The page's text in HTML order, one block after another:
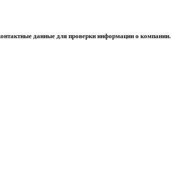
данные для проверки информации о компании.